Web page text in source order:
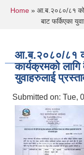
You are
Home» आ.ब.२०८०/८१ को
बाट फर्किएका
आ.ब.२०८०/८१
कार्यक्रमको
युवाहरुलाई
Submitted on: Tue,